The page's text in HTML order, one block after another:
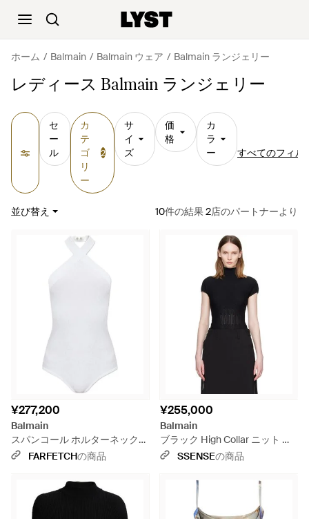
ホーム Balmain Balmain ウェア Balmain ランジェリー
レディース Balmain ランジェリー
セ
ー
ル
カ
テ
ゴ
リ
ー
2
サ
イ
ズ
価
格
カ
ラ
ー
すべてのフィル
並び替え 10件の結果 2店のパートナーより
¥277,200
Balmain
スパンコール ホルターネック
ボディスーツ - ホワイト
FARFETCHの商品
¥255,000
Balmain
ブラック High Collar ニット ボ
ディスーツ
SSENSEの商品